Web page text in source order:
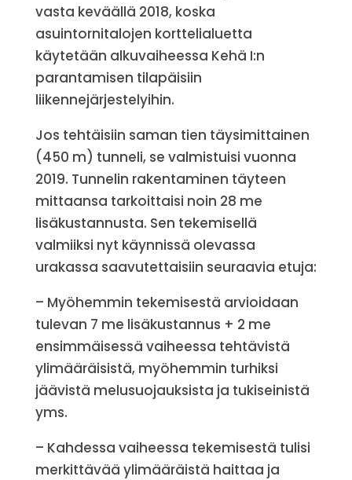
vasta keväällä 2018, koska
asuintornitalojen korttelialuetta
käytetään alkuvaiheessa Kehä I:n
parantamisen tilapäisiin
liikennejärjestelyihin.
Jos tehtäisiin saman tien täysimittainen
(450 m) tunneli, se valmistuisi vuonna
2019. Tunnelin rakentaminen täyteen
mittaansa tarkoittaisi noin 28 me
lisäkustannusta. Sen tekemisellä
valmiiksi nyt käynnissä olevassa
urakassa saavutettaisiin seuraavia etuja:
– Myöhemmin tekemisestä arvioidaan
tulevan 7 me lisäkustannus + 2 me
ensimmäisessä vaiheessa tehtävistä
ylimääräisistä, myöhemmin turhiksi
jäävistä melusuojauksista ja tukiseinistä
yms.
– Kahdessa vaiheessa tekemisestä tulisi
merkittävää ylimääräistä haittaa ja